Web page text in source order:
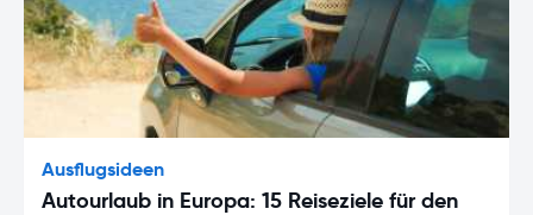
Ausflugsideen
Autourlaub in Europa: 15 Reiseziele für den